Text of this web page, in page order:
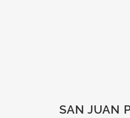
SAN JUAN